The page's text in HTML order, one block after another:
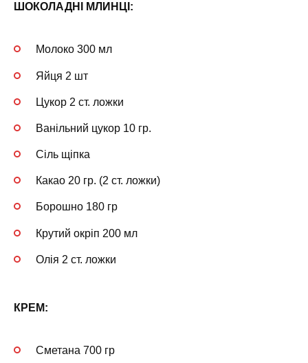
ШОКОЛАДНІ МЛИНЦІ:
Молоко 300 мл
Яйця 2 шт
Цукор 2 ст. ложки
Ванільний цукор 10 гр.
Сіль щіпка
Какао 20 гр. (2 ст. ложки)
Борошно 180 гр
Крутий окріп 200 мл
Олія 2 ст. ложки
КРЕМ:
Сметана 700 гр